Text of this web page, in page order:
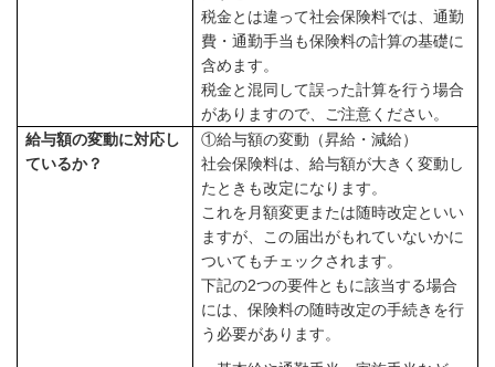
税金とは違って社会保険料では、通勤
費・通勤手当も保険料の計算の基礎に
含めます。
税金と混同して誤った計算を行う場合
がありますので、ご注意ください。
給与額の変動に対応し
ているか？
①給与額の変動（昇給・減給）
社会保険料は、給与額が大きく変動し
たときも改定になります。
これを月額変更または随時改定といい
ますが、この届出がもれていないかに
ついてもチェックされます。
下記の2つの要件ともに該当する場合
には、保険料の随時改定の手続きを行
う必要があります。